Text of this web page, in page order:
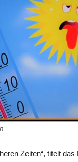
Zeiten“, titelt